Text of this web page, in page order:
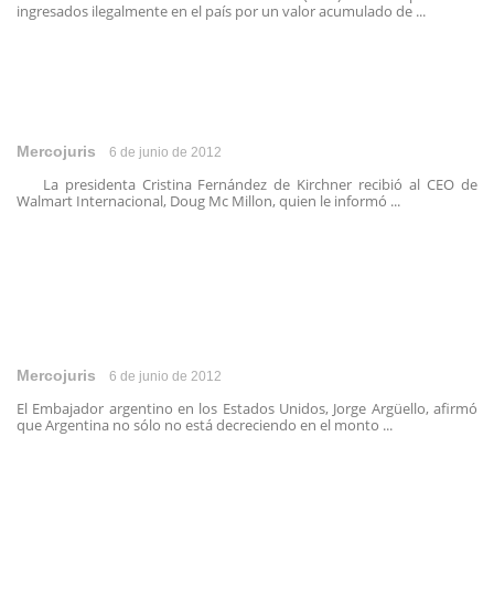
ingresados ilegalmente en el país por un valor acumulado de ...
Mercojuris 6 de junio de 2012
La presidenta Cristina Fernández de Kirchner recibió al CEO de
Walmart Internacional, Doug Mc Millon, quien le informó ...
Mercojuris 6 de junio de 2012
El Embajador argentino en los Estados Unidos, Jorge Argüello, afirmó
que Argentina no sólo no está decreciendo en el monto ...